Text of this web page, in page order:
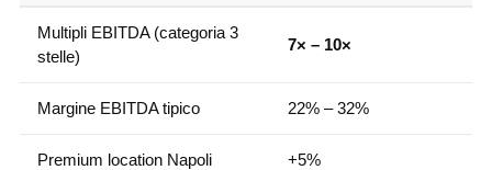
Multipli EBITDA (categoria 3
stelle)
7× – 10×
Margine EBITDA tipico 22% – 32%
Premium location Napoli +5%